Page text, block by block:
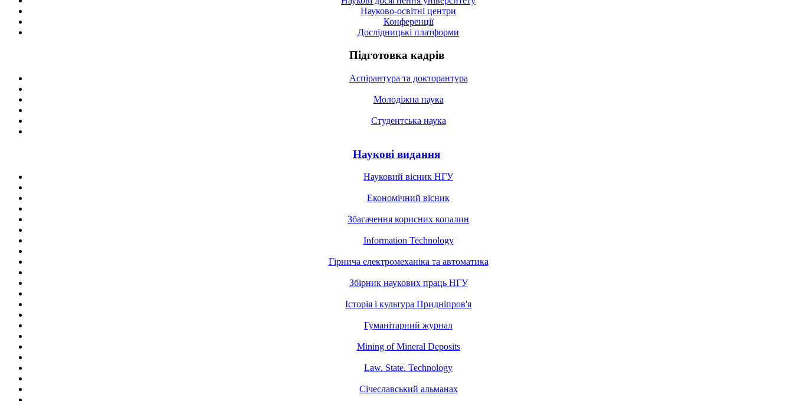
Науково-освітні центри
Конференції
Дослідницькі платформи
Підготовка кадрів
Аспірантура та докторантура
Молодіжна наука
Студентська наука
Наукові видання
Науковий вісник НГУ
Економічний вісник
Збагачення корисних копалин
Information Technology
Гірнича електромеханіка та автоматика
Збірник наукових праць НГУ
Історія і культура Придніпров'я
Гуманітарний журнал
Mining of Mineral Deposits
Law. State. Technology
Січеславський альманах